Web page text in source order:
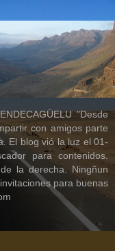
"Desde
con amigos parte
El blog vió la luz el 01-
para contenidos.
la derecha. Ningñun
para buenas